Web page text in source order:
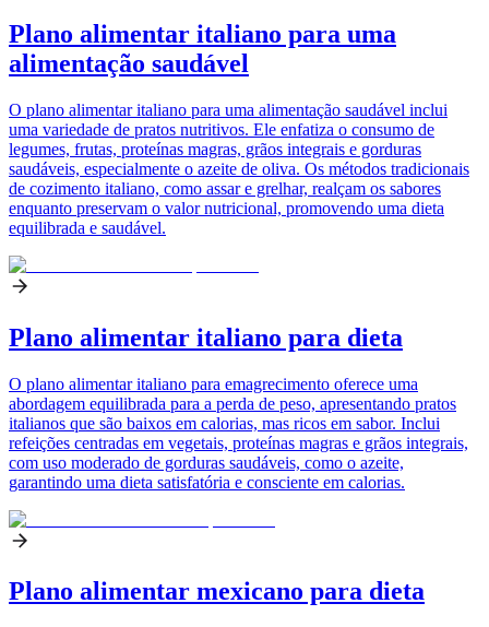
Plano alimentar italiano para uma
alimentação saudável
O plano alimentar italiano para uma alimentação saudável inclui
uma variedade de pratos nutritivos. Ele enfatiza o consumo de
legumes, frutas, proteínas magras, grãos integrais e gorduras
saudáveis, especialmente o azeite de oliva. Os métodos tradicionais
de cozimento italiano, como assar e grelhar, realçam os sabores
enquanto preservam o valor nutricional, promovendo uma dieta
equilibrada e saudável.
Plano alimentar italiano para dieta
O plano alimentar italiano para emagrecimento oferece uma
abordagem equilibrada para a perda de peso, apresentando pratos
italianos que são baixos em calorias, mas ricos em sabor. Inclui
refeições centradas em vegetais, proteínas magras e grãos integrais,
com uso moderado de gorduras saudáveis, como o azeite,
garantindo uma dieta satisfatória e consciente em calorias.
Plano alimentar mexicano para dieta